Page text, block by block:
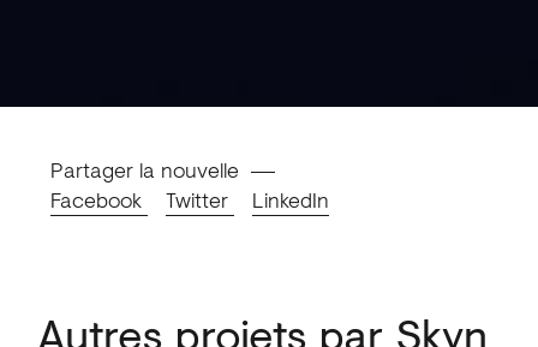
Partager la nouvelle
Facebook
Twitter LinkedIn
Autres projets par Skyn